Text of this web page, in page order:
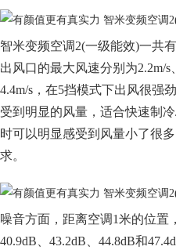
智米变频空调2(一级能效)一共
出风口的最大风速分别为2.2m/s
4.4m/s，在5挡模式下出风很强
受到明显的风量，适合快速制
时可以明显感受到风量小了很
求。
噪音方面，距离空调1米的位置
40.9dB、43.2dB、44.8dB和